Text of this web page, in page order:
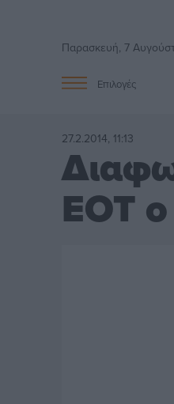
Παρασκευή, 7
Επιλογές
27.2.2014, 11:13
ΕΟΤ ο